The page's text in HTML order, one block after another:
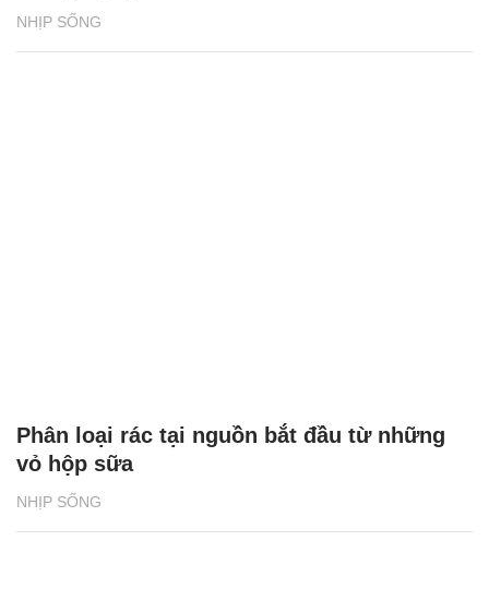
NHỊP SỐNG
NHỊP SỐNG
Phân loại rác tại nguồn bắt đầu từ những
vỏ hộp sữa